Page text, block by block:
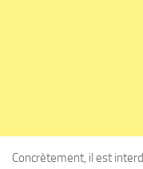
Concrètement, il est